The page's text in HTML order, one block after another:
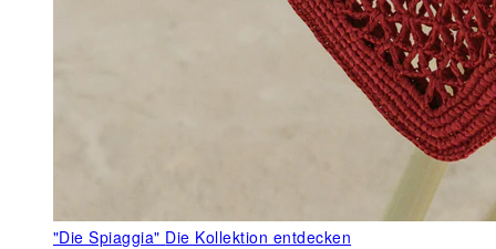
"Die Spiaggia" Die Kollektion entdecken